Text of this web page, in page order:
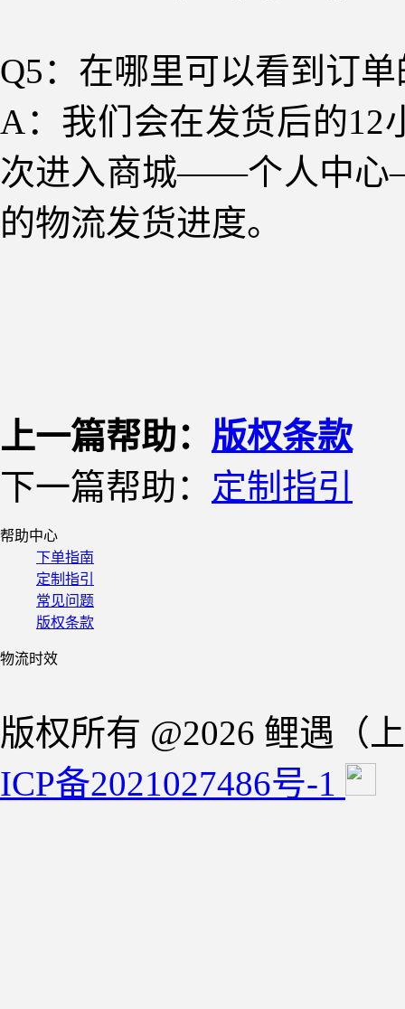
Q5：在哪里可以看到订
A：我们会在发货后的12
次进入商城——个人中心
的物流发货进度。
上一篇帮助： 版权条款
下一篇帮助： 定制指引
帮助中心
下单指南
定制指引
常见问题
版权条款
物流时效
版权所有 @2026 鲤遇（
ICP备2021027486号-1